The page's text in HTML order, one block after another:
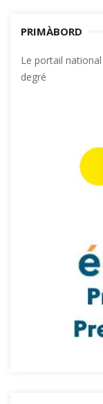
PRIMÀBORD
Le portail
degré